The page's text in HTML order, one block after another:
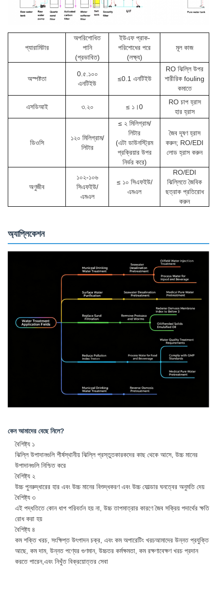
প্যারামিটার
অপরিশোধিত
পানি
(প্রভাবিত)
ইউএফ প্রাক-
পরিশোধের পরে
(লক্ষ্য)
মূল কাজ
অস্পষ্টতা
0.৫.১০০
এনটিইউ
≤0.1 এনটিইউ
RO ঝিল্লি উপর
শারীরিক fouling
কমাতে
এসডিআই ৩.২০ ≤ ১।0
RO চাপ হ্রাস
হার হ্রাস
ডিওসি
১২০ মিলিগ্রাম/
লিটার
≤ ২ মিলিগ্রাম/
লিটার
(এটা ডাউনস্ট্রিম
প্রক্রিয়ার উপর
নির্ভর করে)
জৈব দূষণ হ্রাস
করুন; RO/EDI
লোড হ্রাস করুন
অণুজীব
১০২-১০৬
সিএফইউ/
এমএল
≤ ১০ সিএফইউ/
এমএল
RO/EDI
ঝিল্লিতে জৈবিক
ছত্রাক প্রতিরোধ
করুন
অ্যাপ্লিকেশন
কেন আমাদের বেছে নিলে?
বৈশিষ্ট্য ১
ঝিল্লি উপাদানগুলি শীর্ষস্থানীয় ঝিল্লি প্রস্তুতকারকদের কাছ থেকে আসে, উচ্চ মানের
উপাদানগুলি নিশ্চিত করে
বৈশিষ্ট্য ২
উচ্চ পুনরুদ্ধারের হার এবং উচ্চ মানের বিশুদ্ধকরণ এবং উচ্চ ফোল্ডার ঘনত্বের অনুমতি দেয়
বৈশিষ্ট্য ৩
এই পদ্ধতিতে কোন ধাপ পরিবর্তন হয় না, উচ্চ তাপমাত্রার কারণে জৈব সক্রিয় পদার্থের ক্ষতি
রোধ করা হয়
বৈশিষ্ট্য ৪
কম শক্তি খরচ, সংক্ষিপ্ত উৎপাদন চক্র, এবং কম অপারেটিং খরচআমাদের উন্নত প্রযুক্তি
আছে, কম দাম, উন্নত পণ্যের গুণমান, উচ্চতর কর্মক্ষমতা, কম রক্ষণাবেক্ষণ খরচ প্রদান
করতে পারেন,এবং নিখুঁত বিক্রয়োত্তর সেবা